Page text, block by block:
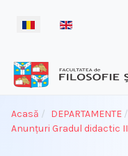
Selectați limba dvs
Acasă DEPARTAMENTE
Anunțuri Gradul didactic II